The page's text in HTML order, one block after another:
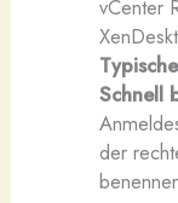
vCenter
Schnell
der